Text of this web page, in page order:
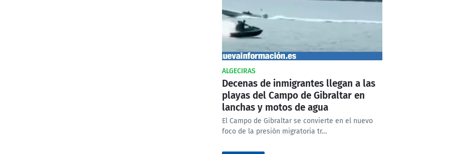
ALGECIRAS
Decenas de inmigrantes llegan a las
playas del Campo de Gibraltar en
lanchas y motos de agua
El Campo de Gibraltar se convierte en el nuevo
foco de la presión migratoria tr…